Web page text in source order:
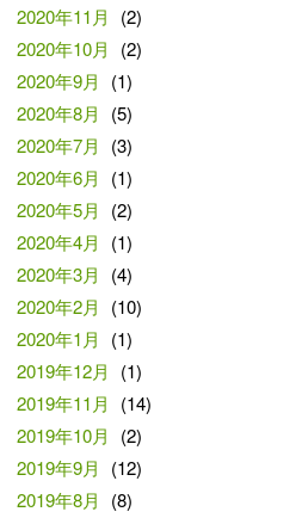
2020年11月
(2)
2020年10月
(2)
2020年9月
(1)
2020年8月
(5)
2020年7月
(3)
2020年6月
(1)
2020年5月
(2)
2020年4月
(1)
2020年3月
(4)
2020年2月
(10)
2020年1月
(1)
2019年12月
(1)
2019年11月
(14)
2019年10月
(2)
2019年9月
(12)
2019年8月
(8)